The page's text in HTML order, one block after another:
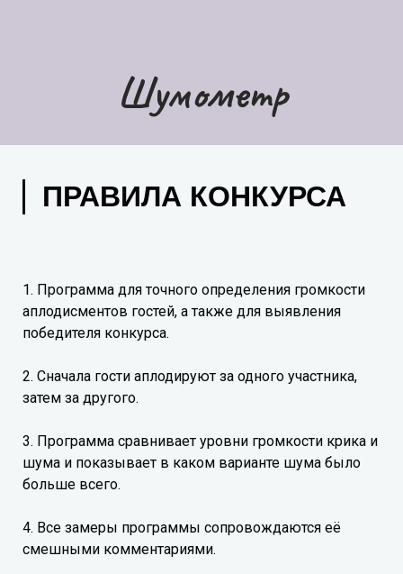
Шумометр
ПРАВИЛА КОНКУРСА
1. Программа для точного определения громкости
аплодисментов гостей, а также для выявления
победителя конкурса.
2. Сначала гости аплодируют за одного участника,
затем за другого.
3. Программа сравнивает уровни громкости крика и
шума и показывает в каком варианте шума было
больше всего.
4. Все замеры программы сопровождаются её
смешными комментариями.